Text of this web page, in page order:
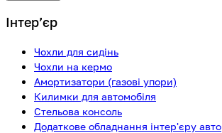
Інтерʼєр
Чохли для сидінь
Чохли на кермо
Амортизатори (газові упори)
Килимки для автомобіля
Стельова консоль
Додаткове обладнання інтер'єру авто